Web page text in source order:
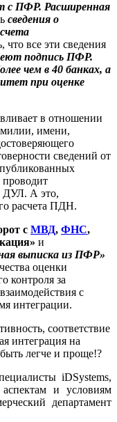
с ПФР. Расширенная
сведения о
что все эти сведения
подпись ПФР.
чем в 40 банках, а
при оценке
в отношении
имени,
сведений от
ДУЛ. А это,
расчета ПДН.
с МВД, ФНС,
и
выписка из ПФР»
оценки
контроля за
с
интеграции.
соответствие
интеграция на
легче и проще!?
iDSystems,
и условиям
департамент